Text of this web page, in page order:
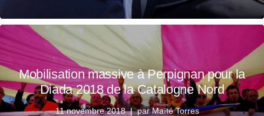
Mobilisation massive à Perpignan pour la
Diada 2018 de la Catalogne Nord
11 novembre 2018 parMaïté Torres